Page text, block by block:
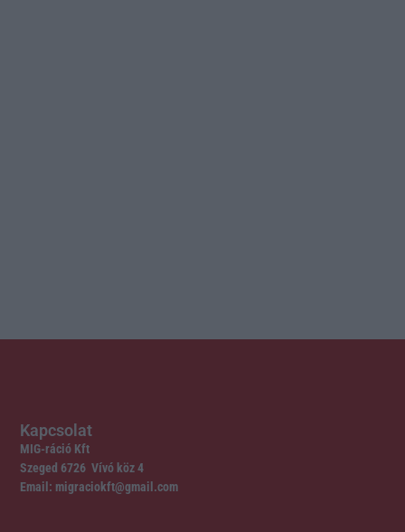
Kapcsolat
MIG-ráció Kft
Szeged 6726 Vívó köz 4
Email: migraciokft@gmail.com